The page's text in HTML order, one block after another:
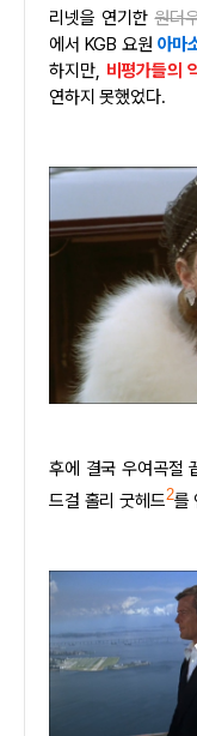
리넷을 연기한원더
에서 KGB 요원 아마
하지만, 비평가들의
연하지 못했었다.
후에 결국 우여곡절
드걸 홀리 굿헤드2를